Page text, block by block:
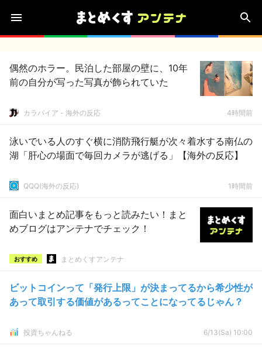
偶然のホラー。民泊した部屋の壁に、10年
前の自分が写った写真が飾られていた
カラパイア - 海外の反応 4時間前
泳いでいる人のすぐ横に消防飛行艇が次々着水する南仏の
湖「肝心の場面で毎回カメラが逃げる」【海外の反応】
QQQ(海外の反応) 1時間前
面白いまとめ記事をもっと読みたい！まと
めブログはアンテナでチェック！
おすすめ まとめくすアンテナ
ビットコインって「発行上限」が決まってるから希少性が
あって取引する価値があるってことになってるじゃん？
投資ちゃんねる 6/13(Sa) 10:00